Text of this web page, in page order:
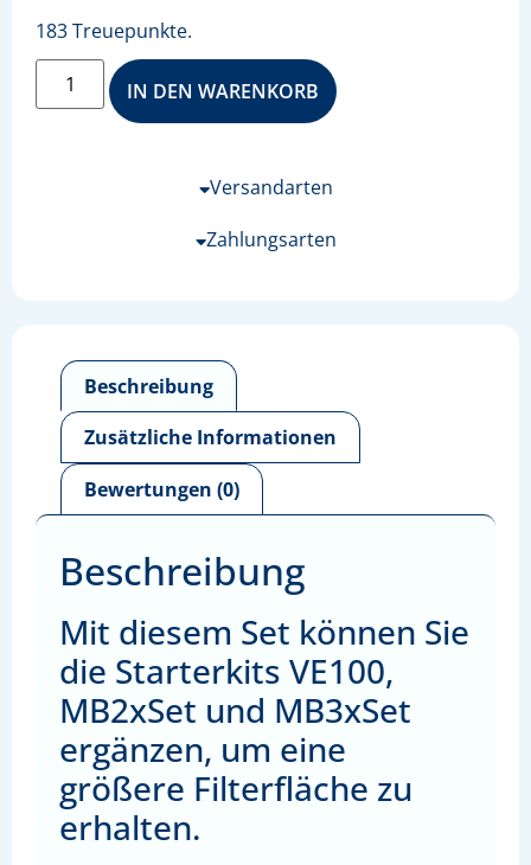
183 Treuepunkte.
IN DEN WARENKORB
Versandarten
Zahlungsarten
Beschreibung
Zusätzliche Informationen
Bewertungen (0)
Beschreibung
Mit diesem Set können Sie
die Starterkits VE100,
MB2xSet und MB3xSet
ergänzen, um eine
größere Filterfläche zu
erhalten.